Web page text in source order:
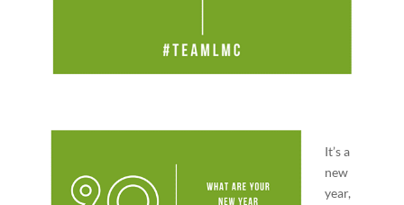
It’s a
new
year,